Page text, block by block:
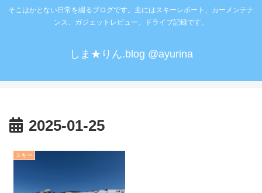
そこはかとない日常を綴るブログです。主にはスキーレポート、カーメンテナ
ンス、ガジェットレビュー、ドライブ記録です。
しま★りん.blog @ayurina
2025-01-25
スキー